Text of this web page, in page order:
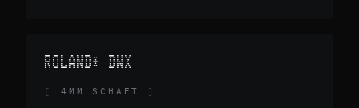
ROLAND* DWX
4MM SCHAFT